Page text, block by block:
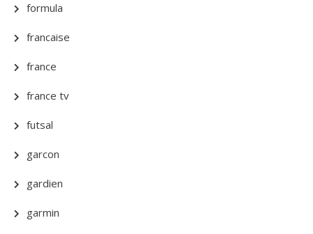
formula
francaise
france
france tv
futsal
garcon
gardien
garmin